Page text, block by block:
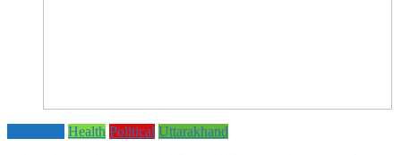
Health Political Uttarakhand